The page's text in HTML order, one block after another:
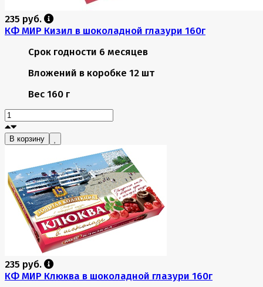
235 руб.
КФ МИР Кизил в шоколадной глазури 160г
Срок годности 6 месяцев
Вложений в коробке 12 шт
Вес 160 г
В корзину
235 руб.
КФ МИР Клюква в шоколадной глазури 160г